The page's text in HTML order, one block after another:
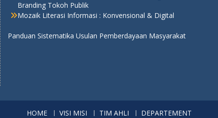
Branding Tokoh Publik
Mozaik Literasi Informasi : Konvensional & Digital
Panduan Sistematika Usulan Pemberdayaan Masyarakat
HOME VISI MISI TIM AHLI
DEPARTEMENT